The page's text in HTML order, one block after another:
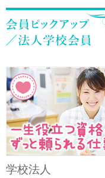
学校法人